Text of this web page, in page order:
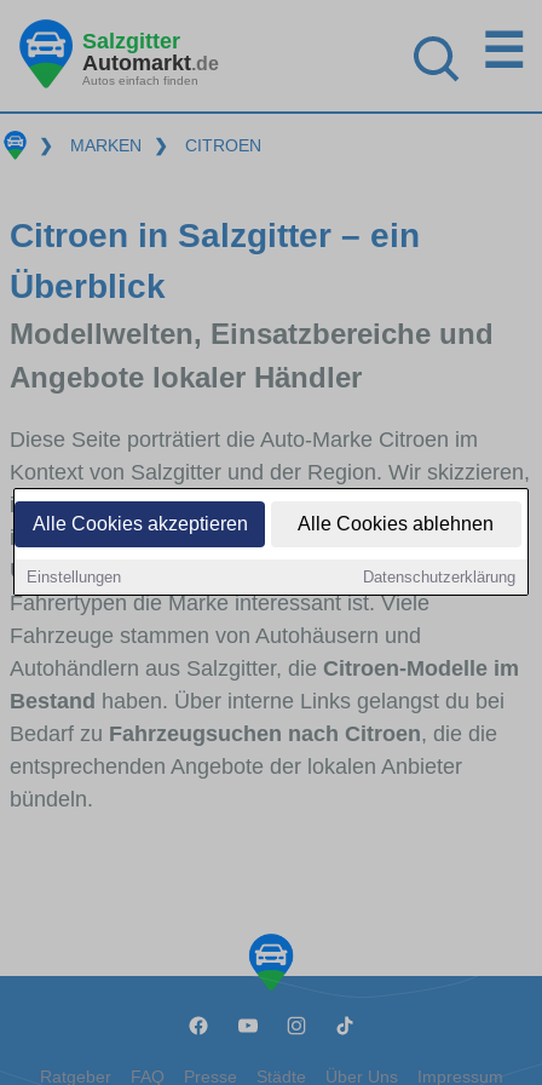
Alle Cookies akzeptieren Alle Cookies ablehnen
Einstellungen Datenschutzerklärung
Salzgitter
Automarkt.de
Autos einfach finden
☰
❯ MARKEN ❯ CITROEN
Citroen in Salzgitter – ein
Überblick
Modellwelten, Einsatzbereiche und
Angebote lokaler Händler
Diese Seite porträtiert die Auto-Marke Citroen im
Kontext von Salzgitter und der Region. Wir skizzieren,
in welchen Fahrzeugklassen Citroen stark vertreten
ist, welche Modellreihen häufig im Stadt- und
Umlandverkehr zu sehen sind und für welche
Fahrertypen die Marke interessant ist. Viele
Fahrzeuge stammen von Autohäusern und
Autohändlern aus Salzgitter, die Citroen-Modelle im
Bestand haben. Über interne Links gelangst du bei
Bedarf zu Fahrzeugsuchen nach Citroen, die die
entsprechenden Angebote der lokalen Anbieter
bündeln.
Ratgeber FAQ Presse Städte Über Uns Impressum